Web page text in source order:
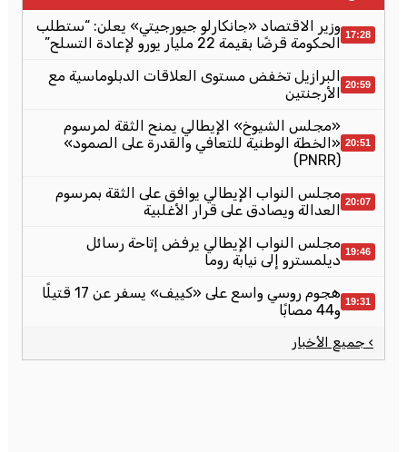
17:28 وزير الاقتصاد «جانكارلو جيورجيتي» يعلن: “ستطلب
الحكومة قرضًا بقيمة 22 مليار يورو لإعادة التسلح”
20:59 البرازيل تخفض مستوى العلاقات الدبلوماسية مع
الأرجنتين
20:51
«مجلس الشيوخ» الإيطالي يمنح الثقة لمرسوم
«الخطة الوطنية للتعافي والقدرة على الصمود»
(PNRR)
20:07 مجلس النواب الإيطالي يوافق على الثقة بمرسوم
العدالة ويصادق على قرار الأغلبية
19:46 مجلس النواب الإيطالي يرفض إتاحة رسائل
ديلمسترو إلى نيابة روما
19:31
هجوم روسي واسع على «كييف» يسفر عن 17 قتيلًا
و44 مصابًا
› جميع الأخبار